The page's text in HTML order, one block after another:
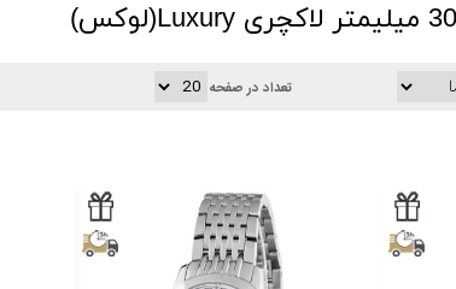
تعداد در صفحه